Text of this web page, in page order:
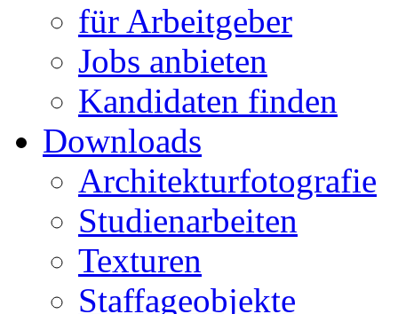
für Arbeitgeber
Jobs anbieten
Kandidaten finden
Downloads
Architekturfotografie
Studienarbeiten
Texturen
Staffageobjekte